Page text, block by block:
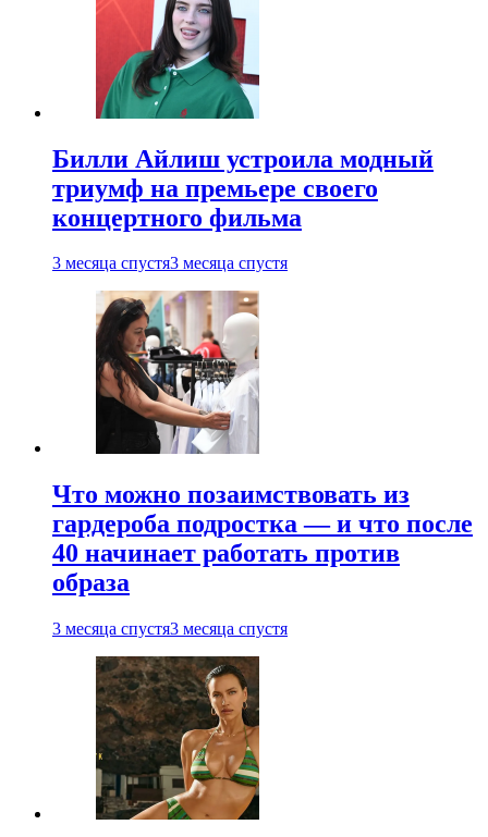
Билли Айлиш устроила модный
триумф на премьере своего
концертного фильма
3 месяца спустя3 месяца спустя
Что можно позаимствовать из
гардероба подростка — и что после
40 начинает работать против
образа
3 месяца спустя3 месяца спустя